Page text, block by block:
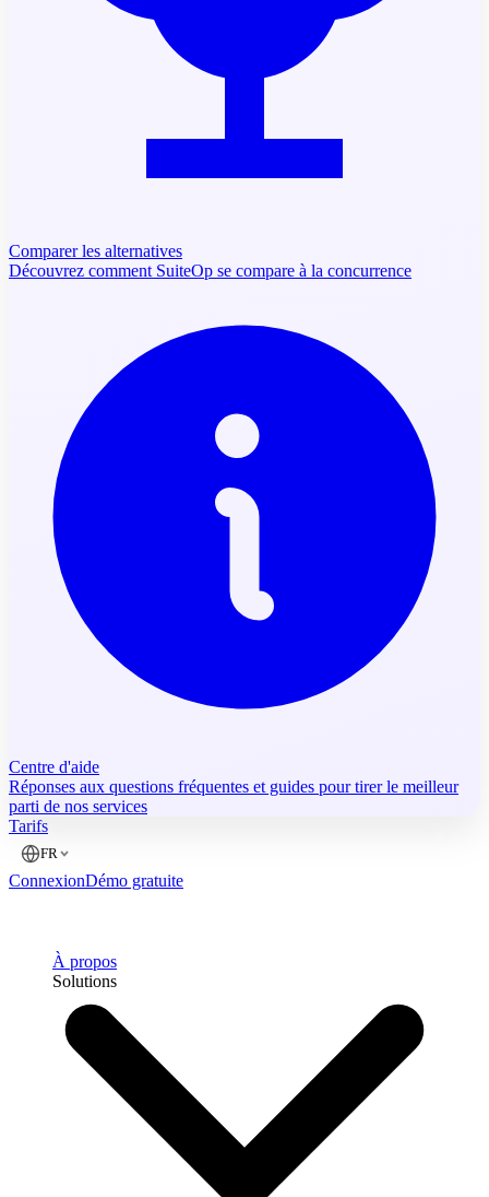
Comparer les alternatives
Découvrez comment SuiteOp se compare à la concurrence
Centre d'aide
Réponses aux questions fréquentes et guides pour tirer le meilleur
parti de nos services
Tarifs
FR
ConnexionDémo gratuite
À propos
Solutions